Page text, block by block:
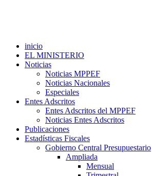
inicio
EL MINISTERIO
Noticias
Noticias MPPEF
Noticias Nacionales
Especiales
Entes Adscritos
Entes Adscritos del MPPEF
Noticias Entes Adscritos
Publicaciones
Estadísticas Fiscales
Gobierno Central Presupuestario
Ampliada
Mensual